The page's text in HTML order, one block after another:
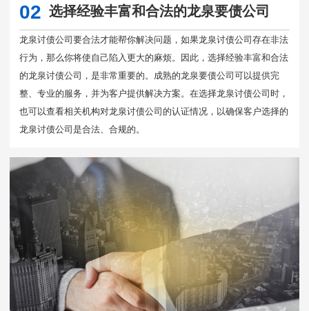
02 选择经验丰富和合法的龙泉要债公司
龙泉讨债公司要合法才能帮你解决问题，如果龙泉讨债公司存在非法
行为，那么你将使自己陷入更大的麻烦。因此，选择经验丰富和合法
的龙泉讨债公司，是非常重要的。成熟的龙泉要债公司可以提供完
整、专业的服务，并为客户提供解决方案。在选择龙泉讨债公司时，
也可以查看相关机构对龙泉讨债公司的认证情况，以确保客户选择的
龙泉讨债公司是合法、合规的。